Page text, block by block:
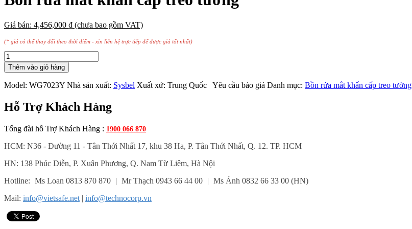
Giá bán: 4,456,000 ₫ (chưa bao gồm VAT)
(* giá có thể thay đổi theo thời điểm - xin liên hệ trực tiếp để được giá tốt nhất)
Thêm vào giỏ hàng
Model: WG7023Y Nhà sản xuất: Sysbel Xuất xứ: Trung Quốc Yêu cầu báo giá Danh mục: Bồn rửa mắt khẩn cấp treo tường
Hỗ Trợ Khách Hàng
Tổng đài hỗ Trợ Khách Hàng : 1900 066 870
HCM: N36 - Đường 11 - Tân Thới Nhất 17, khu 38 Ha, P. Tân Thới Nhất, Q. 12. TP. HCM
HN: 138 Phúc Diễn, P. Xuân Phương, Q. Nam Từ Liêm, Hà Nội
Hotline: Ms Loan 0813 870 870 | Mr Thạch 0943 66 44 00 | Ms Ánh 0832 66 33 00 (HN)
Mail: info@vietsafe.net | info@technocorp.vn